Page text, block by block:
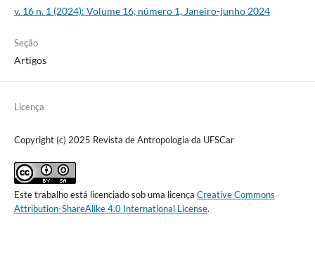
v. 16 n. 1 (2024): Volume 16, número 1, Janeiro-junho 2024
Seção
Artigos
Licença
Copyright (c) 2025 Revista de Antropologia da UFSCar
Este trabalho está licenciado sob uma licença Creative Commons
Attribution-ShareAlike 4.0 International License.